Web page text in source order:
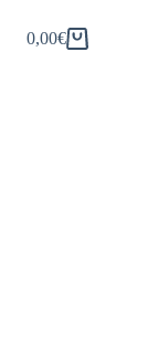
Carrello
0,00€